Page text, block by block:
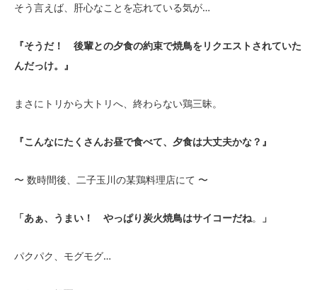
そう言えば、肝心なことを忘れている気が…
『そうだ！ 後輩との夕食の約束で焼鳥をリクエストされていた
んだっけ。』
まさにトリから大トリへ、終わらない鶏三昧。
『こんなにたくさんお昼で食べて、夕食は大丈夫かな？』
〜 数時間後、二子玉川の某鶏料理店にて 〜
「あぁ、うまい！ やっぱり炭火焼鳥はサイコーだね。 」
パクパク、モグモグ…